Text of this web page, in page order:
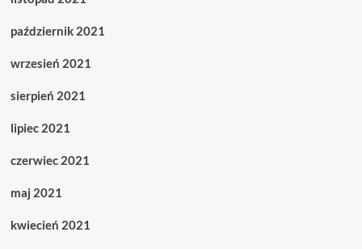
październik 2021
wrzesień 2021
sierpień 2021
lipiec 2021
czerwiec 2021
maj 2021
kwiecień 2021